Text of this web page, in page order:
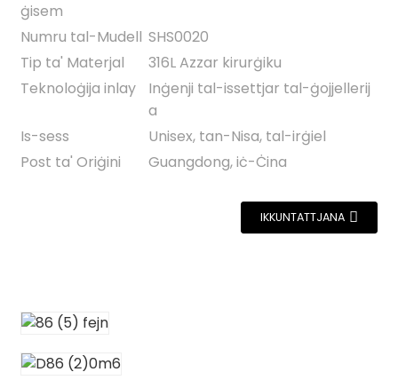
ġisem
Numru tal-Mudell SHS0020
Tip ta' Materjal
316L Azzar kirurġiku
Teknoloġija inlay
Inġenji tal-issettjar tal-ġojjellerij
a
Is-sess
Unisex, tan-Nisa, tal-irġiel
Post ta' Oriġini
Guangdong, iċ-Ċina
IKKUNTATTJANA